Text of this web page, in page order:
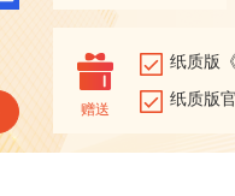
赠送
纸质版
纸质版